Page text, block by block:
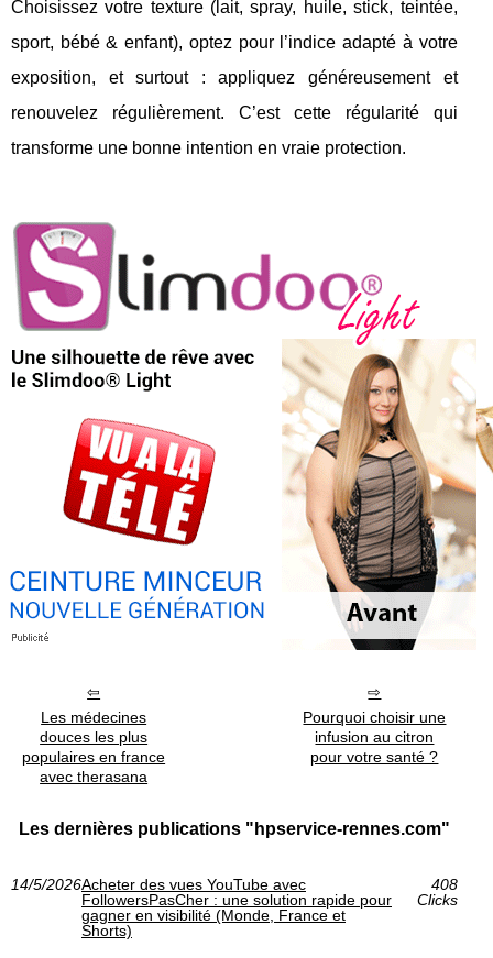
Choisissez votre texture (lait, spray, huile, stick, teintée,
sport, bébé & enfant), optez pour l’indice adapté à votre
exposition, et surtout : appliquez généreusement et
renouvelez régulièrement. C’est cette régularité qui
transforme une bonne intention en vraie protection.
Les médecines
douces les plus
populaires en france
avec therasana
Pourquoi choisir une
infusion au citron
pour votre santé ?
Les dernières publications "hpservice-rennes.com"
14/5/2026Acheter des vues YouTube avec
FollowersPasCher : une solution rapide pour
gagner en visibilité (Monde, France et
Shorts)
408
Clicks